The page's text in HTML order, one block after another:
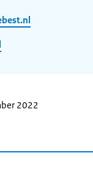
2022